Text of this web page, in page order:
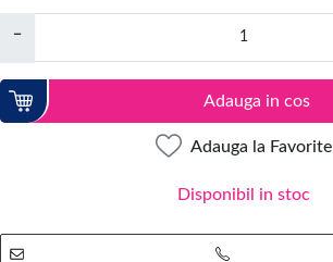
−
Adauga in cos
Adauga la Favorite
Disponibil in stoc